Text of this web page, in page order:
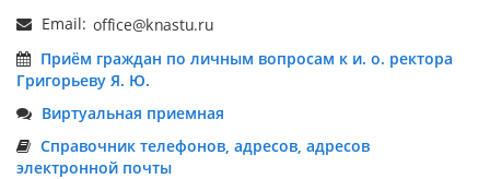
Email:
Приём граждан по личным вопросам к и. о. ректора
Григорьеву Я. Ю.
Виртуальная приемная
Справочник телефонов, адресов, адресов
электронной почты